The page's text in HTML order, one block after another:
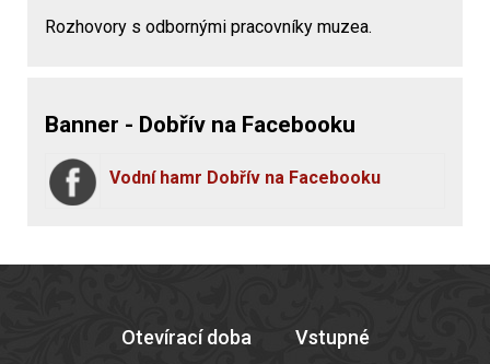
Rozhovory s odbornými pracovníky muzea.
Banner - Dobřív na Facebooku
Vodní hamr Dobřív na Facebooku
Otevírací doba
Vstupné